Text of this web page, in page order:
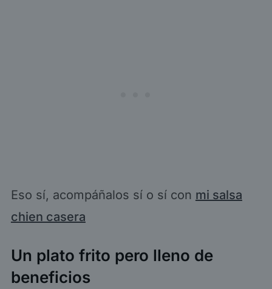
Eso sí, acompáñalos sí o sí con mi salsa
chien casera
Un plato frito pero lleno de
beneficios